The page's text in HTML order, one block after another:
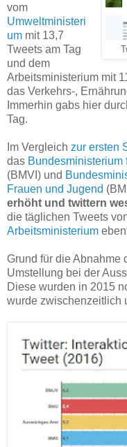
vom
Umweltministeri
um mit 13,7
Tweets am Tag
und dem
Arbeitsministerium mit
das Verkehrs-,
Immerhin gabs hier
Tag.
Im Vergleich zur ersten
das Bundesministerium
(BMVI) und
Frauen und Jugend
erhöht und twittern
die täglichen Tweets
Arbeitsministerium
Grund für die Abnahme
Umstellung bei der
Diese wurden in 2015
wurde zwischenzeitlich